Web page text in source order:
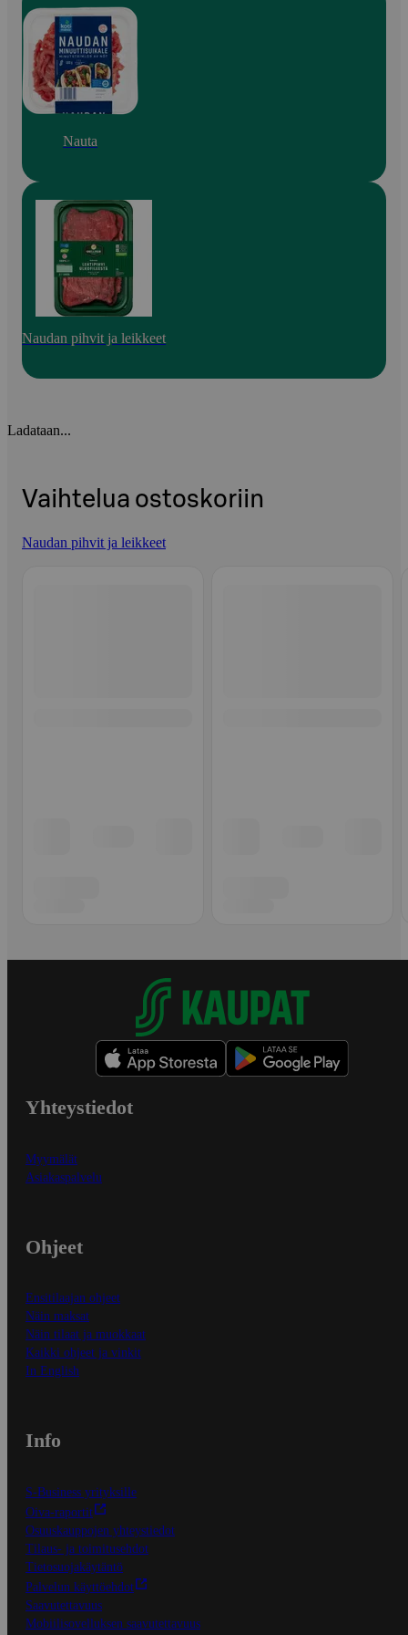
Nauta
Naudan pihvit ja leikkeet
Ladataan...
Vaihtelua ostoskoriin
Naudan pihvit ja leikkeet
Yhteystiedot
Myymälät
Asiakaspalvelu
Ohjeet
Ensitilaajan ohjeet
Näin maksat
Näin tilaat ja muokkaat
Kaikki ohjeet ja vinkit
In English
Info
S-Business yrityksille
Oiva-raportit
Osuuskauppojen yhteystiedot
Tilaus- ja toimitusehdot
Tietosuojakäytäntö
Palvelun käyttöehdot
Saavutettavuus
Mobiilisovelluksen saavutettavuus